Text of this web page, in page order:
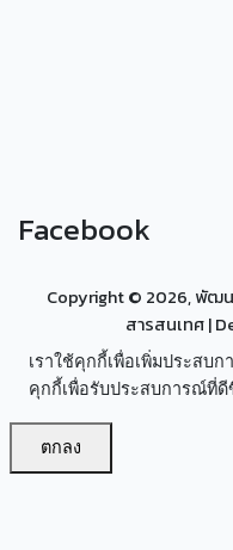
Facebook
Copyright © 2026, พัฒน
สารสนเทศ|
เราใช้คุกกี้เพื่อเพิ่มประสบ
คุกกี้เพื่อรับประสบการณ์ที่
ตกลง